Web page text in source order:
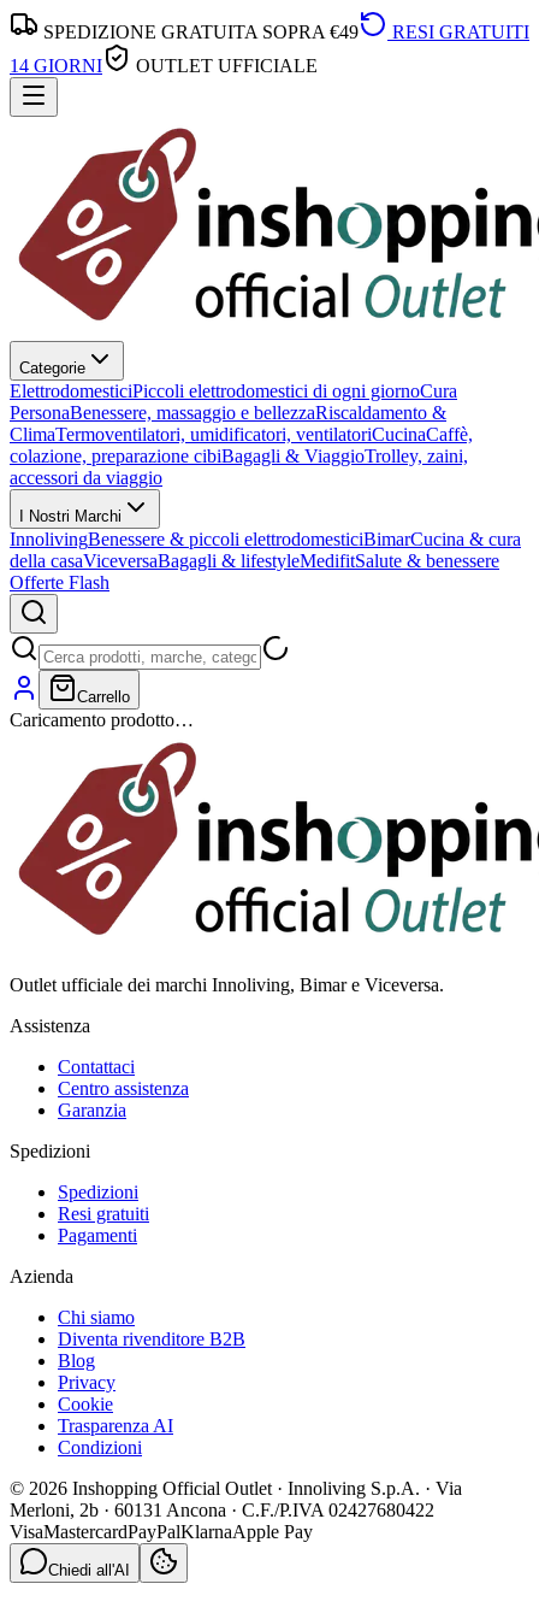
SPEDIZIONE GRATUITA SOPRA €49
RESI GRATUITI
14 GIORNI
OUTLET UFFICIALE
Categorie
ElettrodomesticiPiccoli elettrodomestici di ogni giornoCura
PersonaBenessere, massaggio e bellezzaRiscaldamento &
ClimaTermoventilatori, umidificatori, ventilatoriCucinaCaffè,
colazione, preparazione cibiBagagli & ViaggioTrolley, zaini,
accessori da viaggio
I Nostri Marchi
InnolivingBenessere & piccoli elettrodomesticiBimarCucina & cura
della casaViceversaBagagli & lifestyleMedifitSalute & benessere
Offerte Flash
Carrello
Caricamento prodotto…
Outlet ufficiale dei marchi Innoliving, Bimar e Viceversa.
Assistenza
Contattaci
Centro assistenza
Garanzia
Spedizioni
Spedizioni
Resi gratuiti
Pagamenti
Azienda
Chi siamo
Diventa rivenditore B2B
Blog
Privacy
Cookie
Trasparenza AI
Condizioni
© 2026 Inshopping Official Outlet · Innoliving S.p.A. · Via
Merloni, 2b · 60131 Ancona · C.F./P.IVA 02427680422
VisaMastercardPayPalKlarnaApple Pay
Chiedi all'AI